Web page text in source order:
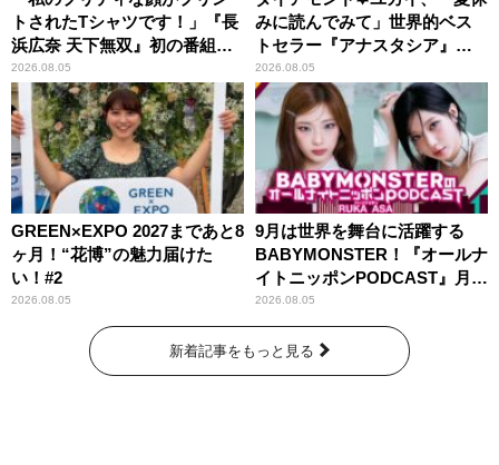
トされたTシャツです！」『長
浜広奈 天下無双』初の番組グ
ッズ発売
2026.08.05
みに読んでみて」世界的ベス
トセラー『アナスタシア』を
紹介
2026.08.05
GREEN×EXPO 2027まであと8
ヶ月！“花博”の魅力届けた
い！#2
2026.08.05
9月は世界を舞台に活躍する
BABYMONSTER！『オールナ
イトニッポンPODCAST』月替
わりパーソナリティ
2026.08.05
新着記事をもっと見る